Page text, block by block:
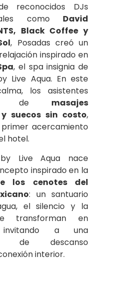
reconocidos DJs
como David
Black Coffee y
, Posadas creó un
inspirado en
, el spa insignia de
Live Aqua. En este
los asistentes
de masajes
suecos sin costo,
acercamiento
hotel.
by Live Aqua nace
inspirado en la
los cenotes del
: un santuario
el silencio y la
transforman en
invitando a una
de descanso
interior.